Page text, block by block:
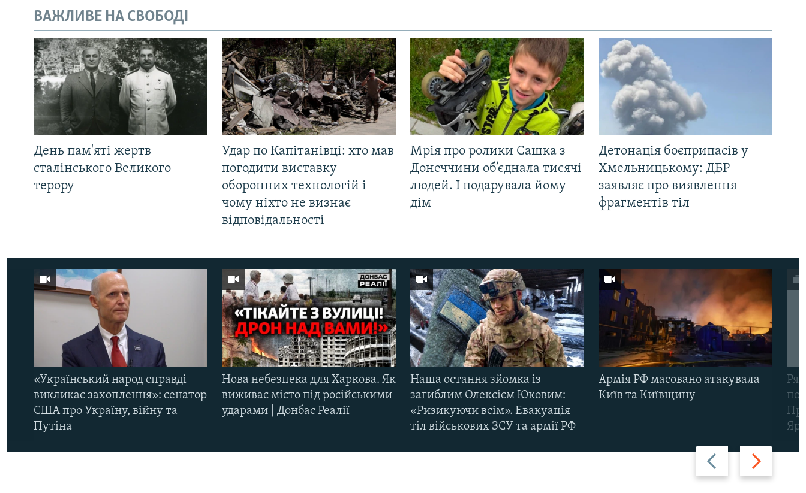
ВАЖЛИВЕ НА СВОБОДІ
День пам'яті жертв
сталінського Великого
терору
Удар по Капітанівці: хто мав
погодити виставку
оборонних технологій і
чому ніхто не визнає
відповідальності
Мрія про ролики Сашка з
Донеччини об’єднала тисячі
людей. І подарувала йому
дім
Детонація боєприпасів у
Хмельницькому: ДБР
заявляє про виявлення
фрагментів тіл
Назад Вперед
«Український народ справді
викликає захоплення»: сенатор
США про Україну, війну та
Путіна
Нова небезпека для Харкова. Як
виживає місто під російськими
ударами | Донбас Реалії
Наша остання зйомка із
загиблим Олексієм Юковим:
«Ризикуючи всім». Евакуація
тіл військових ЗСУ та армії РФ
Армія РФ масовано атакувала
Київ та Київщину